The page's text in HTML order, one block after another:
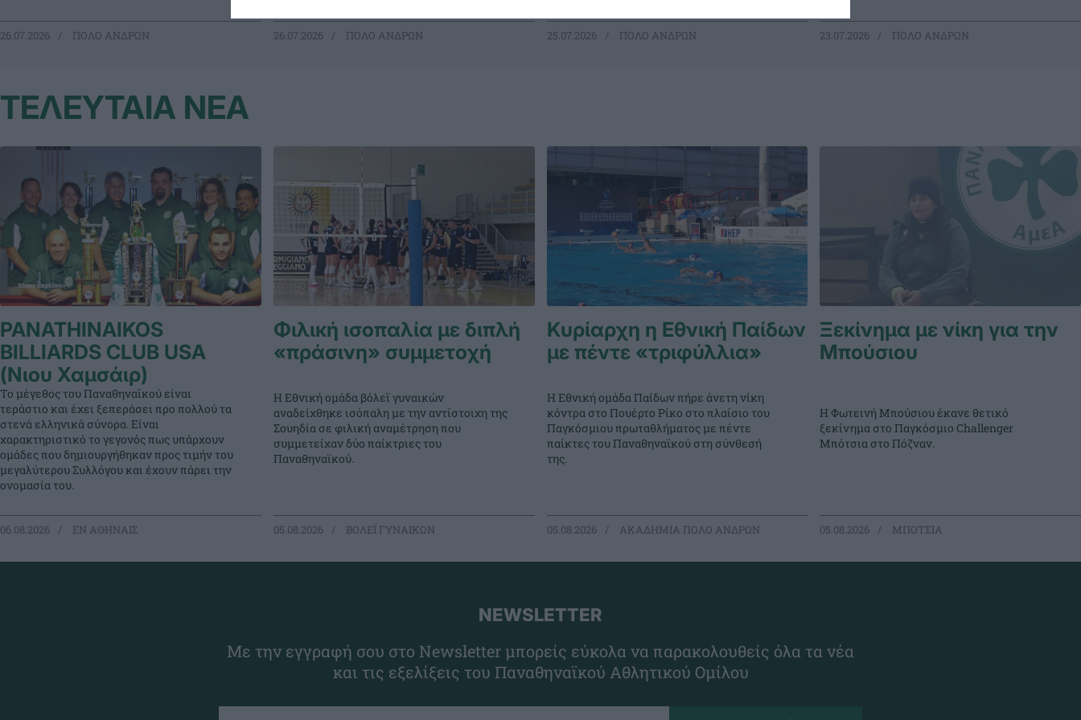
26.07.2026 ΠΟΛΟ ΑΝΔΡΩΝ 26.07.2026 ΠΟΛΟ ΑΝΔΡΩΝ 25.07.2026 ΠΟΛΟ ΑΝΔΡΩΝ 23.07.2026 ΠΟΛΟ ΑΝΔΡΩΝ
ΤΕΛΕΥΤΑΙΑ ΝΕΑ
PANATHINAIKOS
BILLIARDS CLUB USA
(Νιου Χαμσάιρ)
Το μέγεθος του Παναθηναϊκού είναι
τεράστιο και έχει ξεπεράσει προ πολλού τα
στενά ελληνικά σύνορα. Είναι
χαρακτηριστικό το γεγονός πως υπάρχουν
ομάδες που δημιουργήθηκαν προς τιμήν του
μεγαλύτερου Συλλόγου και έχουν πάρει την
ονομασία του.
06.08.2026 EΝ ΑΘΗΝΑΙΣ
Φιλική ισοπαλία με διπλή
«πράσινη» συμμετοχή
Η Εθνική ομάδα βόλεϊ γυναικών
αναδείχθηκε ισόπαλη με την αντίστοιχη της
Σουηδία σε φιλική αναμέτρηση που
συμμετείχαν δύο παίκτριες του
Παναθηναϊκού.
05.08.2026 ΒΟΛΕΪ ΓΥΝΑΙΚΩΝ
Κυρίαρχη η Εθνική Παίδων
με πέντε «τριφύλλια»
Η Εθνική ομάδα Παίδων πήρε άνετη νίκη
κόντρα στο Πουέρτο Ρίκο στο πλαίσιο του
Παγκόσμιου πρωταθλήματος με πέντε
παίκτες του Παναθηναϊκού στη σύνθεσή
της.
05.08.2026 ΑΚΑΔΗΜΙΑ ΠΟΛΟ ΑΝΔΡΩΝ
Ξεκίνημα με νίκη για την
Μπούσιου
Η Φωτεινή Μπούσιου έκανε θετικό
ξεκίνημα στο Παγκόσμιο Challenger
Μπότσια στο Πόζναν.
05.08.2026 ΜΠΟΤΣΙΑ
NEWSLETTER
Με την εγγραφή σου στο Newsletter μπορείς εύκολα να παρακολουθείς όλα τα νέα
και τις εξελίξεις του Παναθηναϊκού Αθλητικού Ομίλου